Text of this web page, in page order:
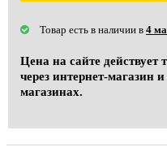
Товар есть в наличии в 4
Цена на сайте действует
через интернет-магазин
магазинах.